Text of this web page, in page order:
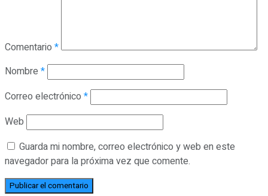
Comentario *
Nombre *
Correo electrónico *
Web
Guarda mi nombre, correo electrónico y web en este
navegador para la próxima vez que comente.